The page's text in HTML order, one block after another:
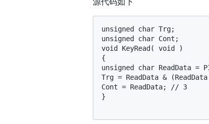
unsigned char Trg;
unsigned char Cont;
void KeyRead( void )
{
unsigned char ReadData =
Trg = ReadData &
Cont = ReadData; // 3
}